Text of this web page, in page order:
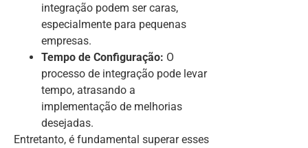
integração podem ser caras,
especialmente para pequenas
empresas.
Tempo de Configuração: O
processo de integração pode levar
tempo, atrasando a
implementação de melhorias
desejadas.
Entretanto, é fundamental superar esses